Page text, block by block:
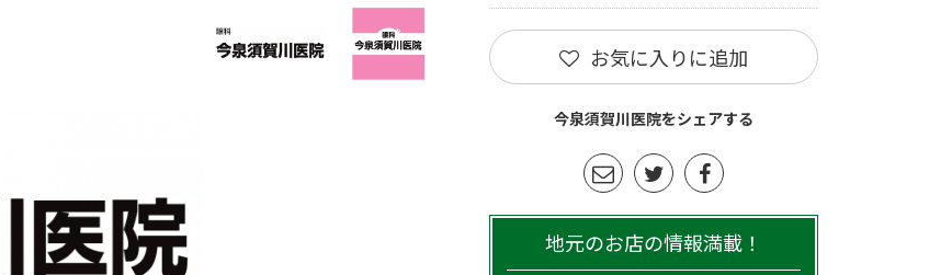
お気に入りに追加
今泉須賀川医院をシェアする
地元のお店の情報満載！